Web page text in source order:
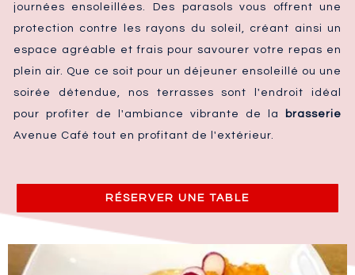
journées ensoleillées. Des parasols vous offrent une
protection contre les rayons du soleil, créant ainsi un
espace agréable et frais pour savourer votre repas en
plein air. Que ce soit pour un déjeuner ensoleillé ou une
soirée détendue, nos terrasses sont l'endroit idéal
pour profiter de l'ambiance vibrante de la
brasserie
Avenue Café tout en profitant de l'extérieur.
RÉSERVER UNE TABLE